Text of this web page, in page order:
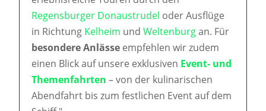
Regensburger Donaustrudel oder Ausflüge
in Richtung Kelheim undWeltenburgan. Für
besondere Anlässe empfehlen wir zudem
einen Blick auf unsere exklusiven Event- und
Themenfahrten – von der kulinarischen
Abendfahrt bis zum festlichen Event auf dem